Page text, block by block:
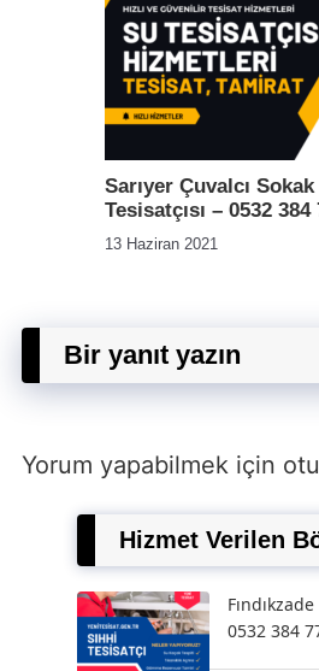
Sarıyer Çuvalcı
Tesisatçısı – 0532 384
13 Haziran 2021
Bir yanıt yazın
Yorum yapabilmek için
Hizmet Verilen
0532 384